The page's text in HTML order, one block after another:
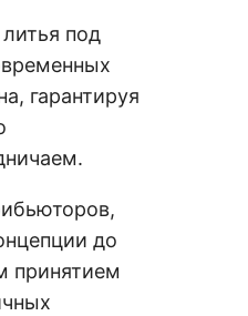
под
гарантируя
до
принятием